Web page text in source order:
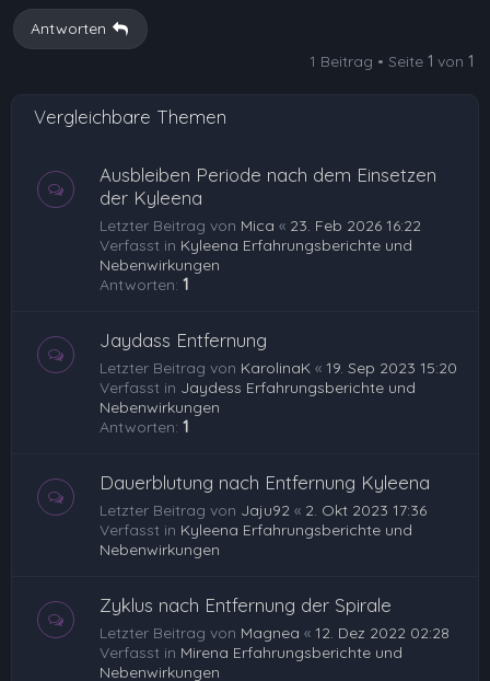
Antworten
1 Beitrag • Seite 1 von 1
Vergleichbare Themen
Ausbleiben Periode nach dem Einsetzen
der Kyleena
Letzter Beitrag von Mica « 23. Feb 2026 16:22
Verfasst in Kyleena Erfahrungsberichte und
Nebenwirkungen
Antworten: 1
Jaydass Entfernung
Letzter Beitrag von KarolinaK « 19. Sep 2023 15:20
Verfasst in Jaydess Erfahrungsberichte und
Nebenwirkungen
Antworten: 1
Dauerblutung nach Entfernung Kyleena
Letzter Beitrag von Jaju92 « 2. Okt 2023 17:36
Verfasst in Kyleena Erfahrungsberichte und
Nebenwirkungen
Zyklus nach Entfernung der Spirale
Letzter Beitrag von Magnea « 12. Dez 2022 02:28
Verfasst in Mirena Erfahrungsberichte und
Nebenwirkungen